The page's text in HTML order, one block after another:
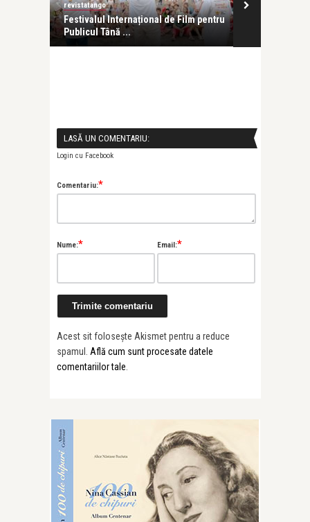
revistatango
Festivalul Internațional de Film pentru
Publicul Tână ...
revistatango
Puterea cititului cu
copiii noștri
LASĂ UN COMENTARIU:
Login cu Facebook
Comentariu:*
Nume:* Email:*
Acest sit folosește Akismet pentru a reduce
spamul. Află cum sunt procesate datele
comentariilor tale.